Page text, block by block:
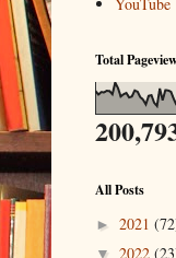
Total
All Posts
► 2021
▼ 2022